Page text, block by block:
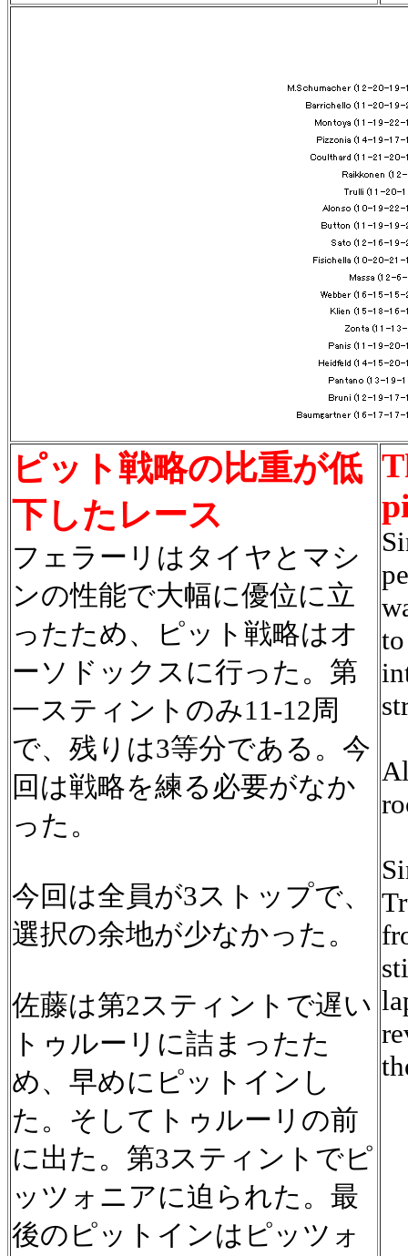
ピット戦略の比重が低
下したレース
フェラーリはタイヤとマシ
ンの性能で大幅に優位に立
ったため、ピット戦略はオ
ーソドックスに行った。第
一スティントのみ11-12周
で、残りは3等分である。今
回は戦略を練る必要がなか
った。
今回は全員が3ストップで、
選択の余地が少なかった。
佐藤は第2スティントで遅い
トゥルーリに詰まったた
め、早めにピットインし
た。そしてトゥルーリの前
に出た。第3スティントでピ
ッツォニアに迫られた。最
後のピットインはピッツォ